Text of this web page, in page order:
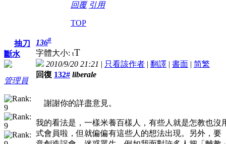
回覆 引用
TOP
抽刀
斷水
管理員
136#
字體大小: tT
2010/9/20 21:21 | 只看該作者 | 翻譯 | 書面 | 简繁
回復 132# liberale
謝謝你的詳盡意見。
我的看法是，一樣米養百樣人，有些人就是怎教也
式會員啦，但就偏偏有這些人的想法出現。另外，